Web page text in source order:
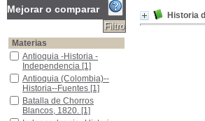
Historia
Mejorar o comparar
Materias
Antioquia -Historia - Independencia
Antioquia -Historia -
Independencia [1]
Antioquia (Colombia)--Historia--Fuentes
Antioquia (Colombia)--
Historia--Fuentes [1]
Batalla de Chorros Blancos, 1820.
Batalla de Chorros
Blancos, 1820. [1]